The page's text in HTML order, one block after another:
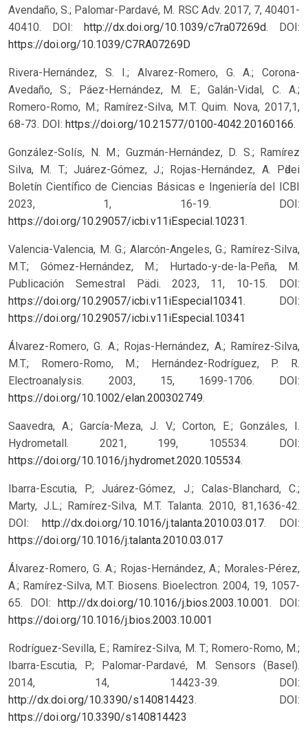
Avendaño, S.; Palomar-Pardavé, M. RSC Adv. 2017, 7, 40401-
40410. DOI:
http://dx.doi.org/10.1039/c7ra07269d.
DOI:
https://doi.org/10.1039/C7RA07269D
Rivera-Hernández, S. I.; Alvarez-Romero, G. A.; Corona-
Avedaño, S.; Páez-Hernández, M. E.; Galán-Vidal, C. A.;
Romero-Romo, M.; Ramírez-Silva, M.T. Quim. Nova, 2017,1,
68-73. DOI: https://doi.org/10.21577/0100-4042.20160166.
González-Solís, N. M.; Guzmán-Hernández, D. S.; Ramírez
Silva, M. T.; Juárez-Gómez, J.; Rojas-Hernández, A. Pӓdei
Boletín Científico de Ciencias Básicas e Ingeniería del ICBI
2023, 1, 16-19. DOI:
https://doi.org/10.29057/icbi.v11iEspecial.10231.
Valencia-Valencia, M. G.; Alarcón-Angeles, G.; Ramírez-Silva,
M.T.; Gómez-Hernández, M.; Hurtado-y-de-la-Peña, M.
Publicación Semestral Pädi. 2023, 11, 10-15. DOI:
https://doi.org/10.29057/icbi.v11iEspecial10341.
DOI:
https://doi.org/10.29057/icbi.v11iEspecial.10341
Álvarez-Romero, G. A.; Rojas-Hernández, A.; Ramírez-Silva,
M.T.; Romero-Romo, M.; Hernández-Rodríguez, P. R.
Electroanalysis. 2003, 15, 1699-1706. DOI:
https://doi.org/10.1002/elan.200302749.
Saavedra, A.; García-Meza, J. V.; Corton, E.; Gonzáles, I.
Hydrometall. 2021, 199, 105534. DOI:
https://doi.org/10.1016/j.hydromet.2020.105534.
Ibarra-Escutia, P.; Juárez-Gómez, J.; Calas-Blanchard, C.;
Marty, J.L.; Ramírez-Silva, M.T. Talanta. 2010, 81,1636-42.
DOI:
http://dx.doi.org/10.1016/j.talanta.2010.03.017.
DOI:
https://doi.org/10.1016/j.talanta.2010.03.017
Álvarez-Romero, G. A.; Rojas-Hernández, A.; Morales-Pérez,
A.; Ramírez-Silva, M.T. Biosens. Bioelectron. 2004, 19, 1057-
65. DOI: http://dx.doi.org/10.1016/j.bios.2003.10.001.
DOI:
https://doi.org/10.1016/j.bios.2003.10.001
Rodríguez-Sevilla, E.; Ramírez-Silva, M. T.; Romero-Romo, M.;
Ibarra-Escutia, P.; Palomar-Pardavé, M. Sensors (Basel).
2014, 14, 14423-39. DOI:
http://dx.doi.org/10.3390/s140814423.
DOI:
https://doi.org/10.3390/s140814423